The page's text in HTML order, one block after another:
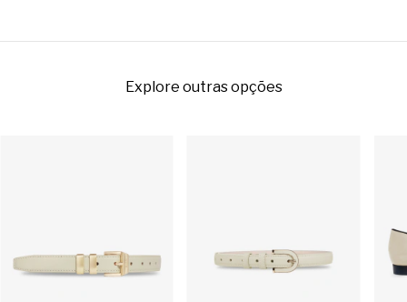
Explore outras opções